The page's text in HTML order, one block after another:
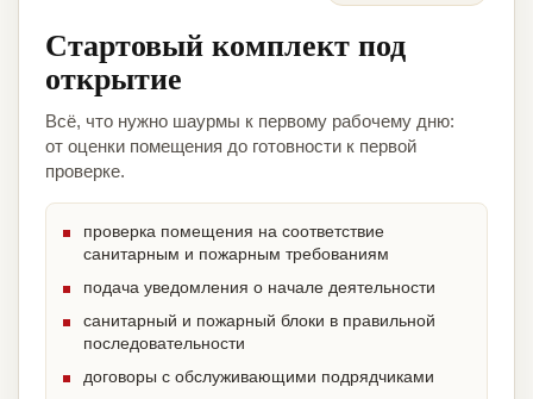
Стартовый комплект под
открытие
Всё, что нужно шаурмы к первому рабочему дню:
от оценки помещения до готовности к первой
проверке.
проверка помещения на соответствие
санитарным и пожарным требованиям
подача уведомления о начале деятельности
санитарный и пожарный блоки в правильной
последовательности
договоры с обслуживающими подрядчиками